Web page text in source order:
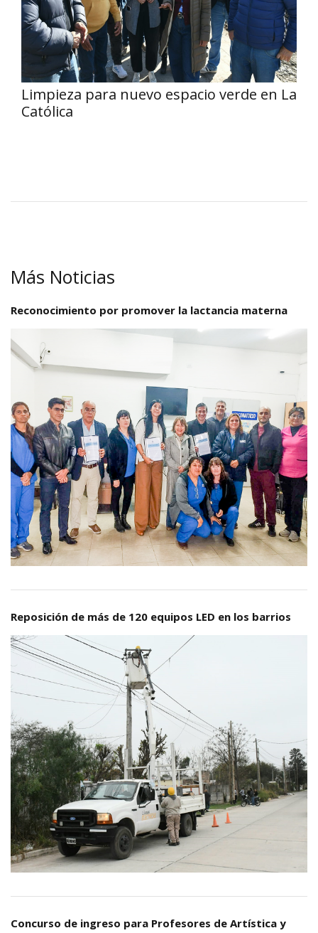
Limpieza para nuevo espacio verde en La
Católica
Más Noticias
Reconocimiento por promover la lactancia materna
Reposición de más de 120 equipos LED en los barrios
Concurso de ingreso para Profesores de Artística y